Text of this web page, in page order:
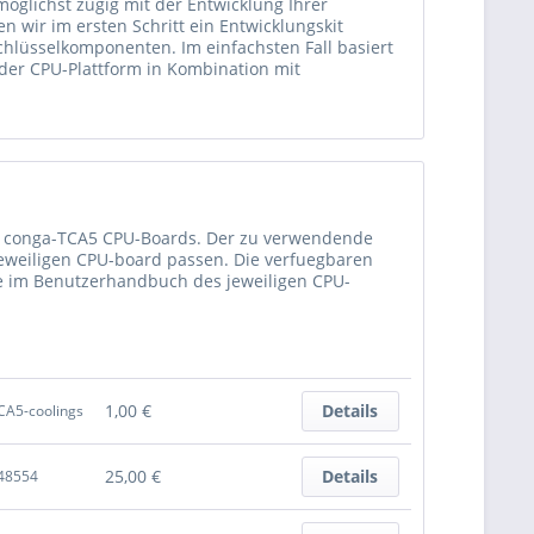
bis 8GB DDR3L Speicher via
Industrieller Temperaturbereich-40°C to
bis 8GB DDR3L Speicher via SODIMM
bis 8GB DDR3L Speicher via SODIMM
wir im ersten Schritt ein Entwicklungskit
Im einfachsten Fall basiert
CPU-Plattform in Kombination mit
TCA5 CPU-Boards. Der zu verwendende
CPU-board passen. Die verfuegbaren
Benutzerhandbuch des jeweiligen CPU-
coolings 1,00 € Details
25,00 € Details